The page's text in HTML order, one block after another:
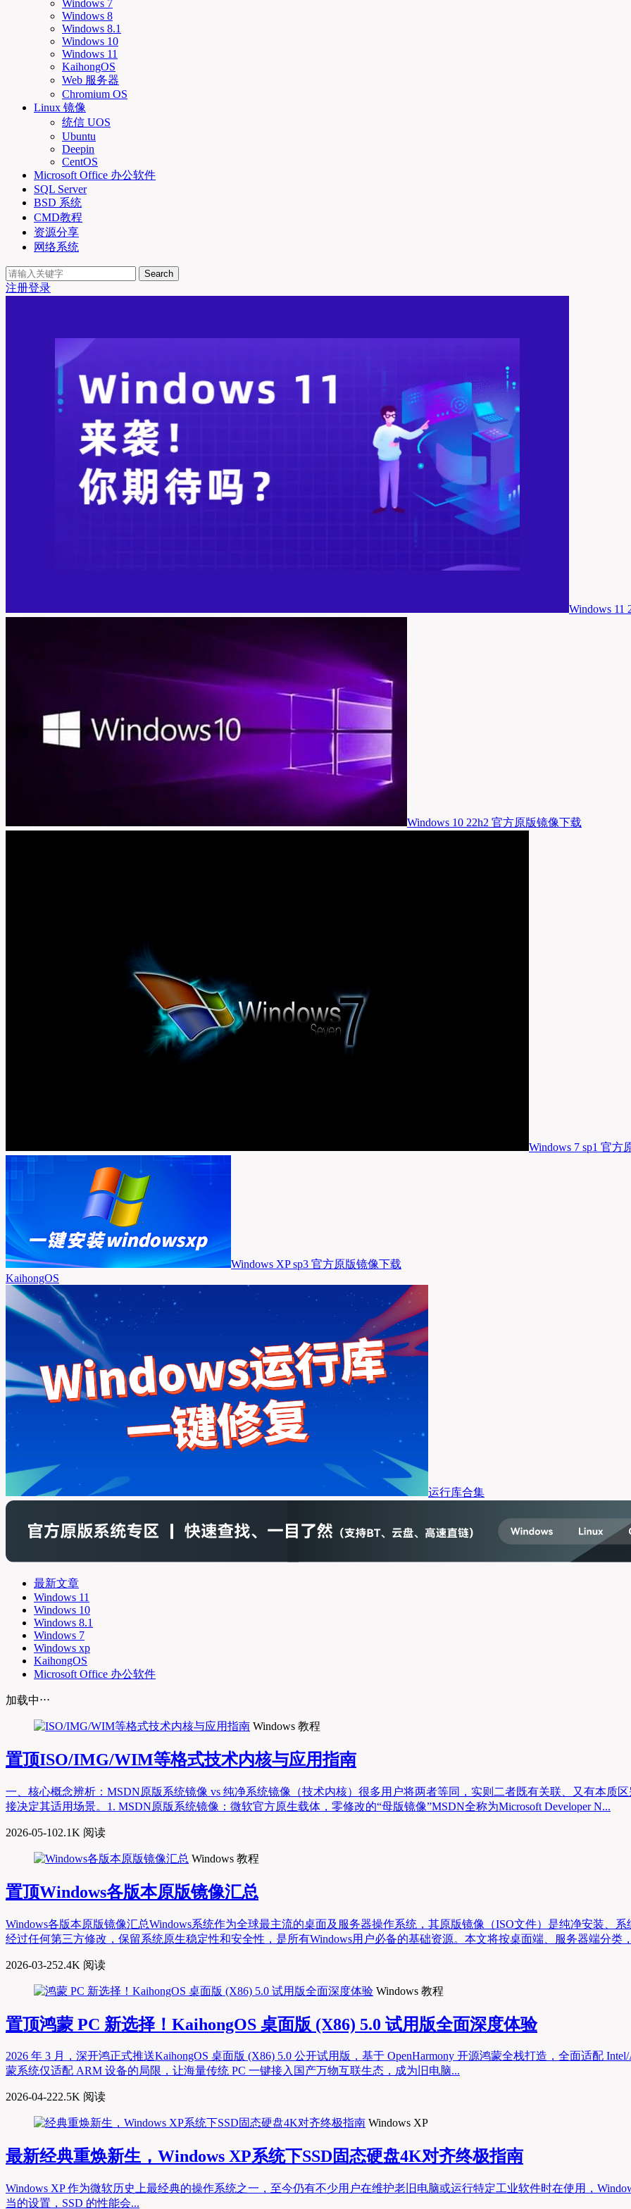
Windows 7
Windows 8
Windows 8.1
Windows 10
Windows 11
KaihongOS
Web 服务器
Chromium OS
Linux 镜像
统信 UOS
Ubuntu
Deepin
CentOS
Microsoft Office 办公软件
SQL Server
BSD 系统
CMD教程
资源分享
网络系统
Search
注册登录
Windows 11
Windows 10 22h2 官方原版镜像下载
Windows 7 sp1 官方
Windows XP sp3 官方原版镜像下载
KaihongOS
运行库合集
最新文章
Windows 11
Windows 10
Windows 8.1
Windows 7
Windows xp
KaihongOS
Microsoft Office 办公软件
加载中⋅⋅⋅
Windows 教程
置顶ISO/IMG/WIM等格式技术内核与应用指南
一、核心概念辨析：MSDN原版系统镜像 vs 纯净系统镜像（技术内核）很多用户将两者等同，实则二者既有关联、又有本质
接决定其适用场景。1. MSDN原版系统镜像：微软官方原生载体，零修改的“母版镜像”MSDN全称为Microsoft Developer N...
2026-05-102.1K 阅读
Windows 教程
置顶Windows各版本原版镜像汇总
Windows各版本原版镜像汇总Windows系统作为全球最主流的桌面及服务器操作系统，其原版镜像（ISO文件）是纯净安装、
经过任何第三方修改，保留系统原生稳定性和安全性，是所有Windows用户必备的基础资源。本文将按桌面端、服务器端分类
2026-03-252.4K 阅读
Windows 教程
置顶鸿蒙 PC 新选择！KaihongOS 桌面版 (X86) 5.0 试用版全面深度体验
2026 年 3 月，深开鸿正式推送KaihongOS 桌面版 (X86) 5.0 公开试用版，基于 OpenHarmony 开源鸿蒙全栈打造，全面适配
蒙系统仅适配 ARM 设备的局限，让海量传统 PC 一键接入国产万物互联生态，成为旧电脑...
2026-04-222.5K 阅读
Windows XP
最新经典重焕新生，Windows XP系统下SSD固态硬盘4K对齐终极指南
Windows XP 作为微软历史上最经典的操作系统之一，至今仍有不少用户在维护老旧电脑或运行特定工业软件时在使用，
当的设置，SSD 的性能会...